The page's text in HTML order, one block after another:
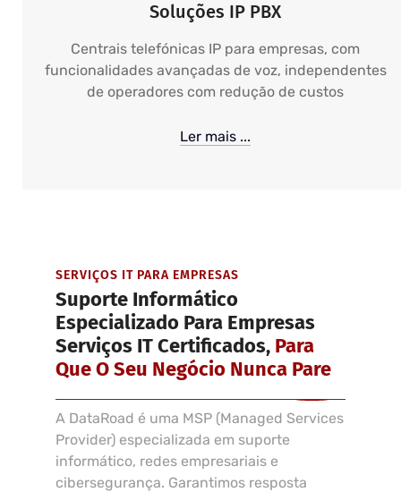
Soluções IP PBX
Centrais telefónicas IP para empresas, com
funcionalidades avançadas de voz, independentes
de operadores com redução de custos
Ler mais ...
SERVIÇOS IT PARA EMPRESAS
Suporte Informático
Especializado Para Empresas
Serviços IT Certificados, Para
Que O Seu Negócio Nunca Pare
A DataRoad é uma MSP (Managed Services
Provider) especializada em suporte
informático, redes empresariais e
cibersegurança. Garantimos resposta